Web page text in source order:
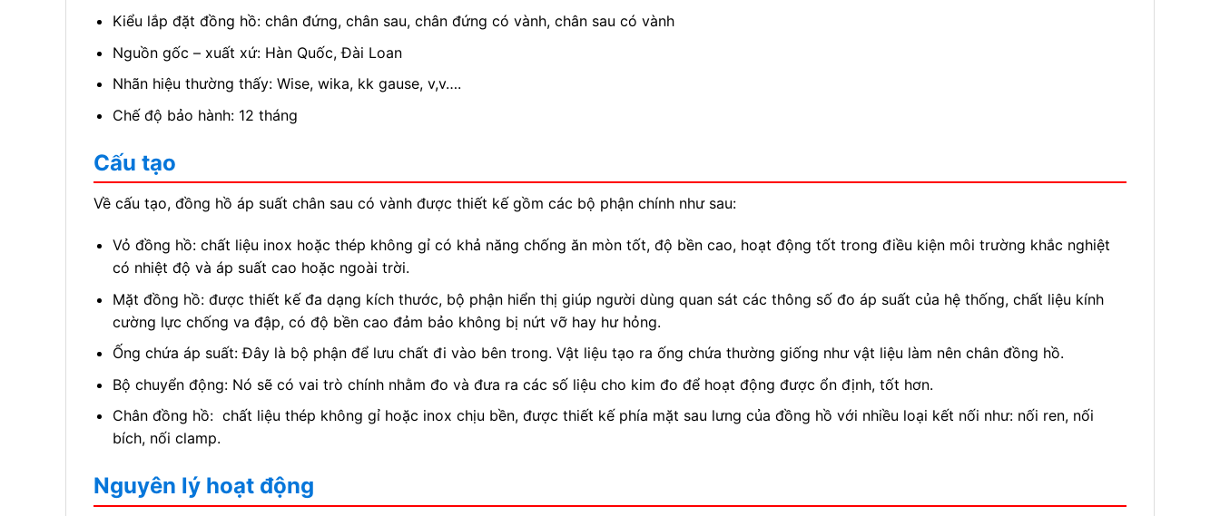
Kiểu lắp đặt đồng hồ: chân đứng, chân sau, chân đứng có vành, chân sau có vành
Nguồn gốc – xuất xứ: Hàn Quốc, Đài Loan
Nhãn hiệu thường thấy: Wise, wika, kk gause, v,v….
Chế độ bảo hành: 12 tháng
Cấu tạo
Về cấu tạo, đồng hồ áp suất chân sau có vành được thiết kế gồm các bộ phận chính như sau:
Vỏ đồng hồ: chất liệu inox hoặc thép không gỉ có khả năng chống ăn mòn tốt, độ bền cao, hoạt động tốt trong điều kiện môi trường khắc nghiệt
có nhiệt độ và áp suất cao hoặc ngoài trời.
Mặt đồng hồ: được thiết kế đa dạng kích thước, bộ phận hiển thị giúp người dùng quan sát các thông số đo áp suất của hệ thống, chất liệu kính
cường lực chống va đập, có độ bền cao đảm bảo không bị nứt vỡ hay hư hỏng.
Ống chứa áp suất: Đây là bộ phận để lưu chất đi vào bên trong. Vật liệu tạo ra ống chứa thường giống như vật liệu làm nên chân đồng hồ.
Bộ chuyển động: Nó sẽ có vai trò chính nhằm đo và đưa ra các số liệu cho kim đo để hoạt động được ổn định, tốt hơn.
Chân đồng hồ: chất liệu thép không gỉ hoặc inox chịu bền, được thiết kế phía mặt sau lưng của đồng hồ với nhiều loại kết nối như: nối ren, nối
bích, nối clamp.
Nguyên lý hoạt động